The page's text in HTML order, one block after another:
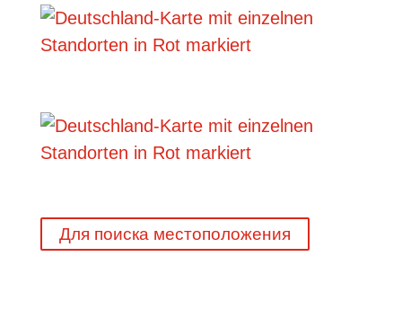
Для поиска местоположения